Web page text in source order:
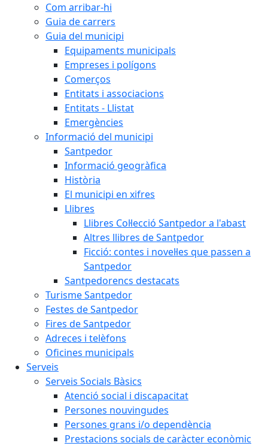
Com arribar-hi
Guia de carrers
Guia del municipi
Equipaments municipals
Empreses i polígons
Comerços
Entitats i associacions
Entitats - Llistat
Emergències
Informació del municipi
Santpedor
Informació geogràfica
Història
El municipi en xifres
Llibres
Llibres Col·lecció Santpedor a l'abast
Altres llibres de Santpedor
Ficció: contes i novel·les que passen a
Santpedor
Santpedorencs destacats
Turisme Santpedor
Festes de Santpedor
Fires de Santpedor
Adreces i telèfons
Oficines municipals
Serveis
Serveis Socials Bàsics
Atenció social i discapacitat
Persones nouvingudes
Persones grans i/o dependència
Prestacions socials de caràcter econòmic